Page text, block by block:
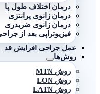
درمان اختلاف طول پا
درمان زانوی پرانتزی
درمان زانوی ضربدری
فیزیوتراپی بعد از جراحی
عمل جراحی افزایش قد
روش‌ها
روش MTN
روش LON
روش LATN